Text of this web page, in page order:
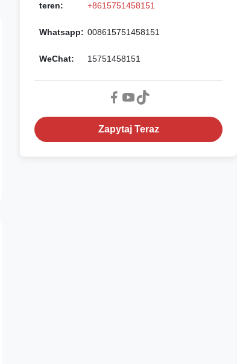
teren: +8615751458151
Whatsapp: 008615751458151
WeChat: 15751458151
Zapytaj Teraz